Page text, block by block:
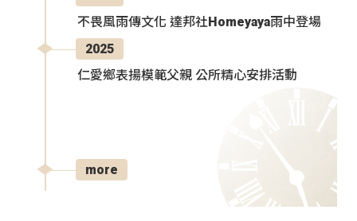
不畏風雨傳文化 達邦社Homeyaya雨中登場
2025
仁愛鄉表揚模範父親 公所精心安排活動
more